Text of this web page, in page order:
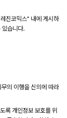
진코믹스" 내에 게시하
있습니다.
의 이행을 신의에 따라
록 개인정보 보호를 위